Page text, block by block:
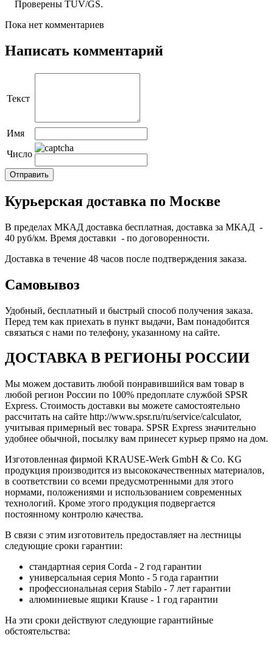
Проверены TÜV/GS.
Пока нет комментариев
Написать комментарий
Текст
Имя
Число
Курьерская доставка по Москве
В пределах МКАД доставка бесплатная, доставка за МКАД -
40 руб/км. Время доставки - по договоренности.
Доставка в течение 48 часов после подтверждения заказа.
Самовывоз
Удобный, бесплатный и быстрый способ получения заказа.
Перед тем как приехать в пункт выдачи, Вам понадобится
связаться с нами по телефону, указанному на сайте.
ДОСТАВКА В РЕГИОНЫ РОССИИ
Мы можем доставить любой понравившийся вам товар в
любой регион России по 100% предоплате службой SPSR
Express. Стоимость доставки вы можете самостоятельно
рассчитать на сайте http://www.spsr.ru/ru/service/calculator,
учитывая примерный вес товара. SPSR Express значительно
удобнее обычной, посылку вам принесет курьер прямо на дом.
Изготовленная фирмой KRAUSE-Werk GmbH & Со. KG
продукция производится из высококачественных материалов,
в соответствии со всеми предусмотренными для этого
нормами, положениями и использованием современных
технологий. Кроме этого продукция подвергается
постоянному контролю качества.
В связи с этим изготовитель предоставляет на лестницы
следующие сроки гарантии:
стандартная серия Corda - 2 год гарантии
универсальная серия Monto - 5 года гарантии
профессиональная серия Stabilo - 7 лет гарантии
алюминиевые ящики Krause - 1 год гарантии
На эти сроки действуют следующие гарантийные
обстоятельства: